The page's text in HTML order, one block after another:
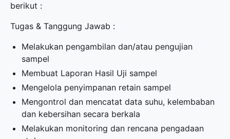
berikut :
Tugas & Tanggung Jawab :
Melakukan pengambilan dan/atau pengujian
sampel
Membuat Laporan Hasil Uji sampel
Mengelola penyimpanan retain sampel
Mengontrol dan mencatat data suhu, kelembaban
dan kebersihan secara berkala
Melakukan monitoring dan rencana pengadaan